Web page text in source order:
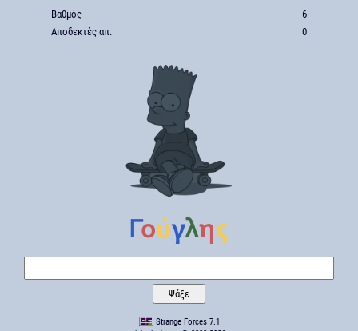
Βαθμός
6
Αποδεκτές απ.
0
Strange Forces 7.1